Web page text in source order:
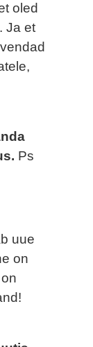
oled
Ja et
Ps
uue
on